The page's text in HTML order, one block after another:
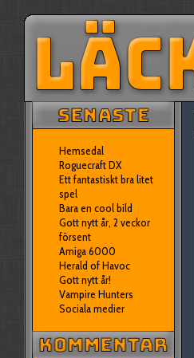
Hemsedal
Roguecraft DX
Ett fantastiskt bra litet
spel
Bara en cool bild
Gott nytt år, 2 veckor
försent
Amiga 6000
Herald of Havoc
Gott nytt år!
Vampire Hunters
Sociala medier